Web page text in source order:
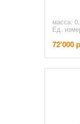
масса:
Ед.
72'000